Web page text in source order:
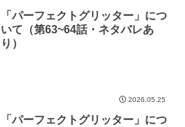
「パーフェクトグリッター」につ
いて（第63~64話・ネタバレあ
り）
2026.05.25
「パーフェクトグリッター」につ